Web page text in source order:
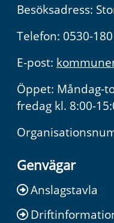
Besöksadress:
Telefon: 0530-
E-post:
Öppet: Måndag-
fredag kl. 8:00-
Genvägar
Anslagstavla